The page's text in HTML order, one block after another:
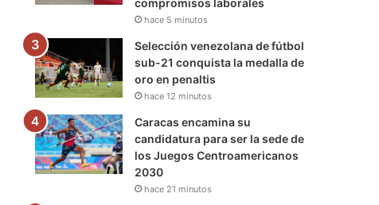
hace 5 minutos
Selección venezolana de fútbol
sub-21 conquista la medalla de
oro en penaltis
hace 12 minutos
Caracas encamina su
candidatura para ser la sede de
los Juegos Centroamericanos
2030
hace 21 minutos